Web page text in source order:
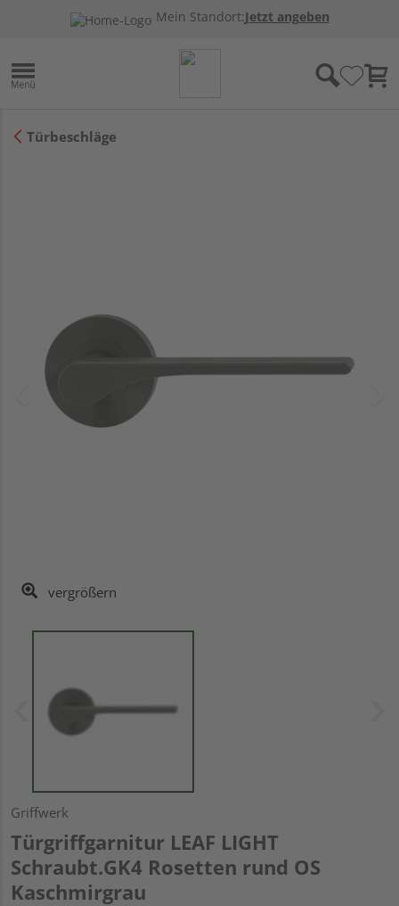
Mein Standort:Jetzt angeben
Türbeschläge
vergrößern
Griffwerk
Türgriffgarnitur LEAF LIGHT
Schraubt.GK4 Rosetten rund OS
Kaschmirgrau